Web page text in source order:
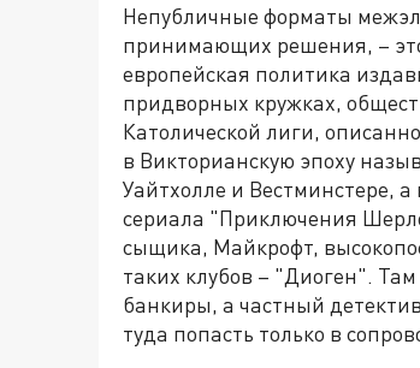
Непубличные форматы
принимающих решения, –
европейская политика
придворных кружках,
Католической лиги,
в Викторианскую эпоху
Уайтхолле и Вестминстере, а
сериала "Приключения
сыщика, Майкрофт,
таких клубов – "Диоген".
банкиры, а частный
туда попасть только в